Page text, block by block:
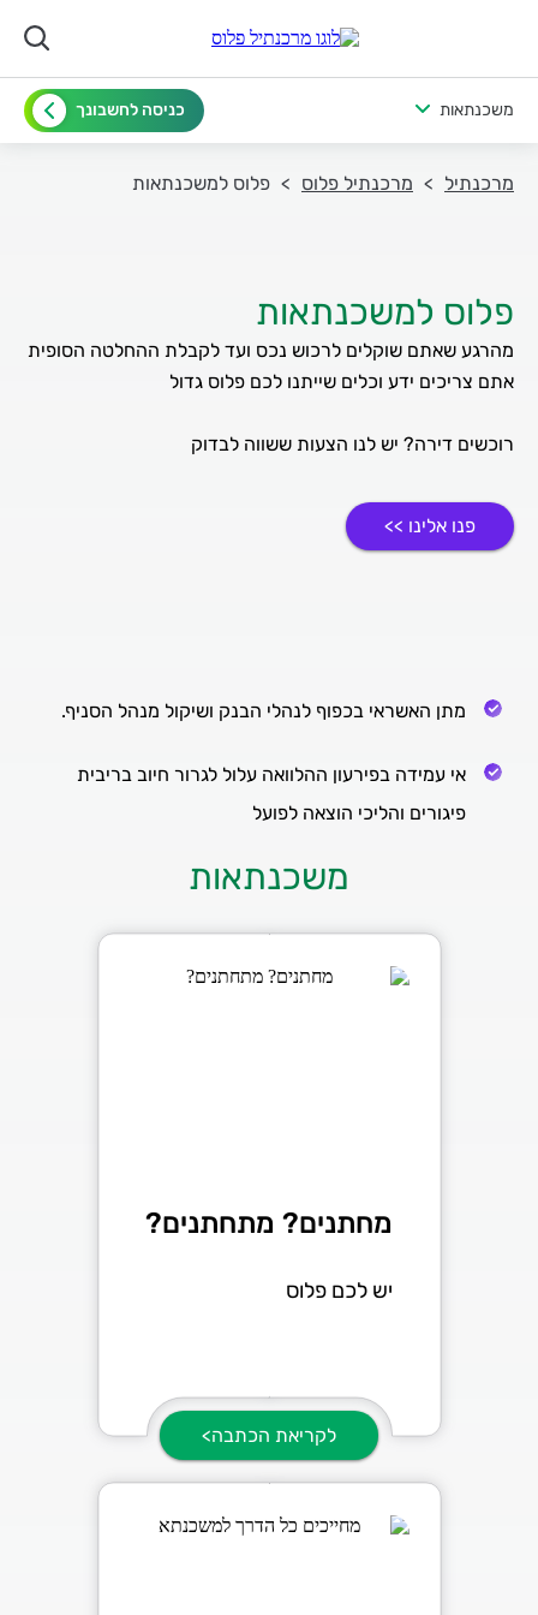
משכנתאות כניסה לחשבונך
מרכנתיל מרכנתיל פלוס פלוס למשכנתאות
פלוס למשכנתאות
מהרגע שאתם שוקלים לרכוש נכס ועד לקבלת ההחלטה הסופית
רוכשים דירה? יש לנו הצעות ששווה לבדוק
פנו אלינו >>
מתן האשראי בכפוף לנהלי הבנק ושיקול מנהל הסניף.
אי עמידה בפירעון ההלוואה עלול לגרור חיוב בריבית
פיגורים והליכי הוצאה לפועל
משכנתאות
מחתנים? מתחתנים?
יש לכם פלוס
לקריאת הכתבה>